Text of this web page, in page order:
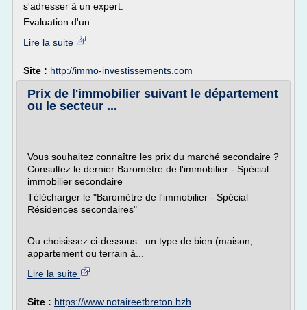
s'adresser à un expert.
Evaluation d'un...
Lire la suite
Site : http://immo-investissements.com
Prix de l'immobilier suivant le département
ou le secteur ...
Vous souhaitez connaître les prix du marché secondaire ?
Consultez le dernier Baromètre de l'immobilier - Spécial
immobilier secondaire
Télécharger le "Baromètre de l'immobilier - Spécial
Résidences secondaires"
Ou choisissez ci-dessous : un type de bien (maison,
appartement ou terrain à...
Lire la suite
Site : https://www.notaireetbreton.bzh